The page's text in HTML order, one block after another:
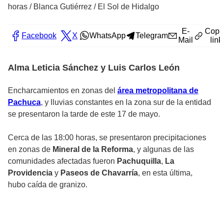
horas / Blanca Gutiérrez / El Sol de Hidalgo
Facebook X WhatsApp Telegram
E-
Mail
Alma Leticia Sánchez y Luis Carlos León
Encharcamientos en zonas del área metropolitana de
Pachuca, y lluvias constantes en la zona sur de la entidad
se presentaron la tarde de este 17 de mayo.
Cerca de las 18:00 horas, se presentaron precipitaciones
en zonas de Mineral de la Reforma, y algunas de las
comunidades afectadas fueron Pachuquilla, La
Providencia y Paseos de Chavarría, en esta última,
hubo caída de granizo.